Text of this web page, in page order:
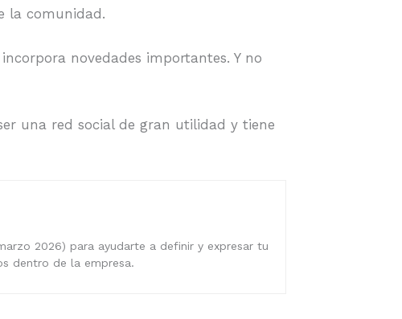
la comunidad.
novedades importantes. Y no
una red social de gran utilidad y tiene
2026) para ayudarte a definir y expresar tu
dentro de la empresa.